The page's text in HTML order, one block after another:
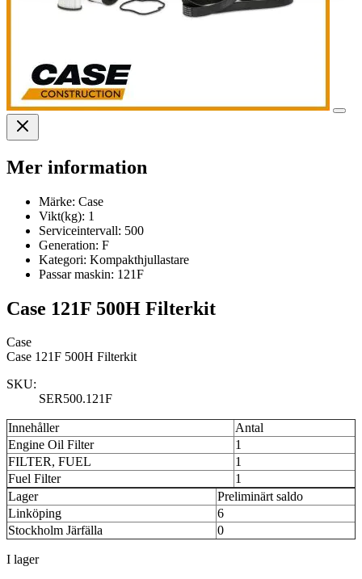
Mer information
Märke: Case
Vikt(kg): 1
Serviceintervall: 500
Generation: F
Kategori: Kompakthjullastare
Passar maskin: 121F
Case 121F 500H Filterkit
Case
Case 121F 500H Filterkit
SKU:
SER500.121F
Innehåller
Antal
Engine Oil Filter
1
FILTER, FUEL
1
Fuel Filter
1
Lager
Preliminärt saldo
Linköping
6
Stockholm Järfälla
0
I lager